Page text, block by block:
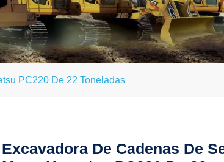
PC220 De 22 Toneladas
Excavadora De Cadenas De